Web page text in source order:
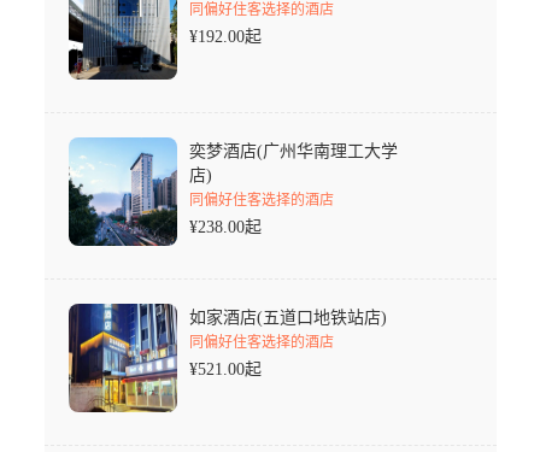
同偏好住客选择的酒店
¥192.00起
奕梦酒店(广州华南理工大学
店)
同偏好住客选择的酒店
¥238.00起
如家酒店(五道口地铁站店)
同偏好住客选择的酒店
¥521.00起